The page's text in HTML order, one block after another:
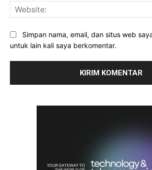
Simpan nama, email, dan situs web
untuk lain kali saya berkomentar.